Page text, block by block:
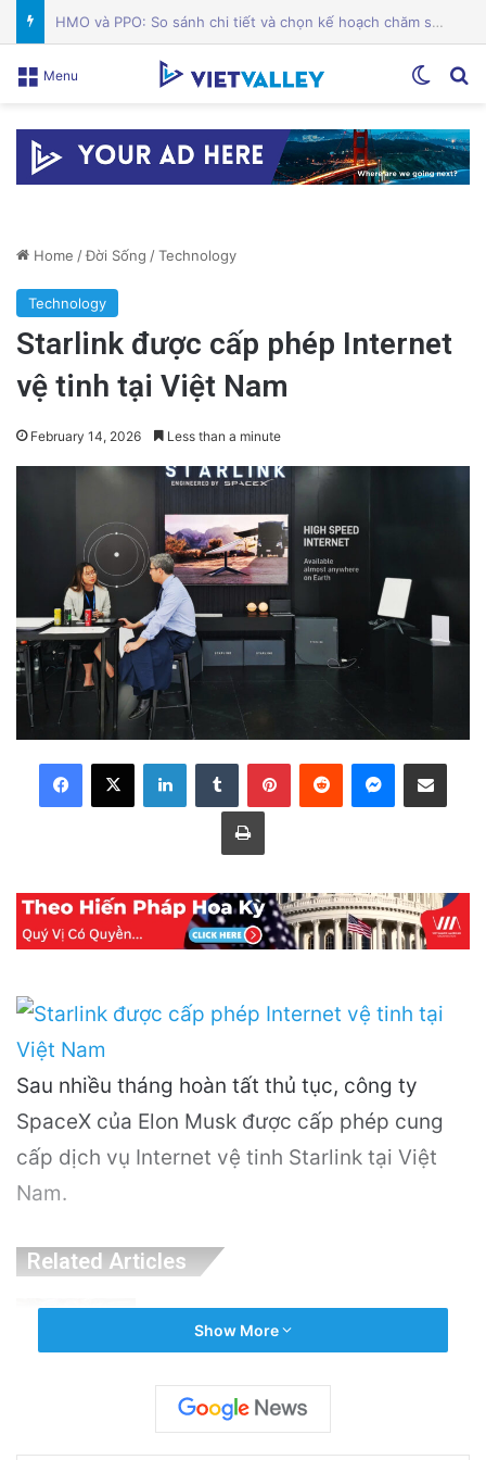
Các quản trị viên Alum Rock phản đối cơ sở ICE tại Nam Hạt: Cuộc chiến vì cộng đồng!
Menu
Home /Đời Sống /Technology
Technology
Starlink được cấp phép Internet
vệ tinh tại Việt Nam
February 14, 2026 Less than a minute
LinkedInTumblr PinterestReddit Messenger
Share via Email
Print
Sau nhiều tháng hoàn tất thủ tục, công ty
SpaceX của Elon Musk được cấp phép cung
cấp dịch vụ Internet vệ tinh Starlink tại Việt
Nam.
Related Articles
Trên Thế Giới: Bước Đột Phá Trong Công
Nghệ Xây Dựng
5 hours ago
Show More